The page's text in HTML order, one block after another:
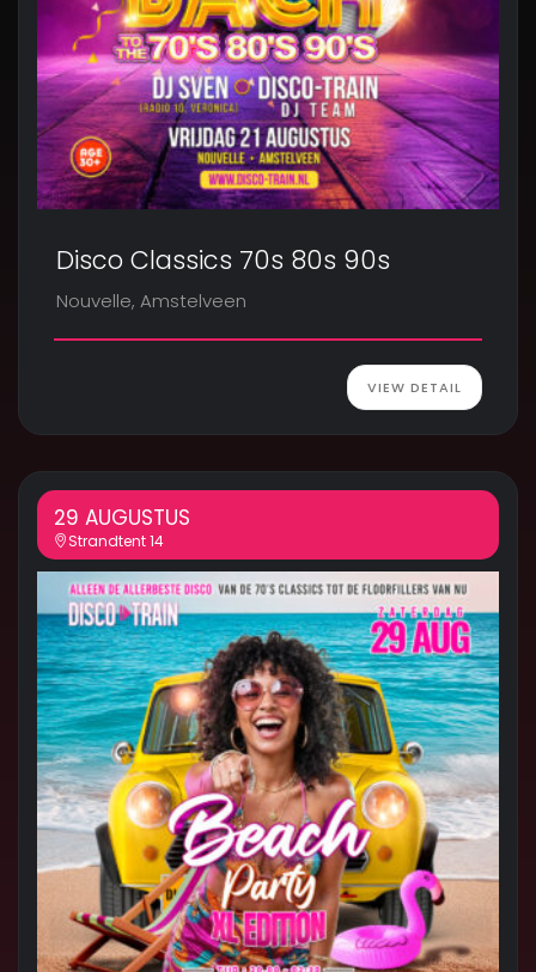
Disco Classics 70s 80s 90s
Nouvelle, Amstelveen
VIEW DETAIL
29 AUGUSTUS
Strandtent 14